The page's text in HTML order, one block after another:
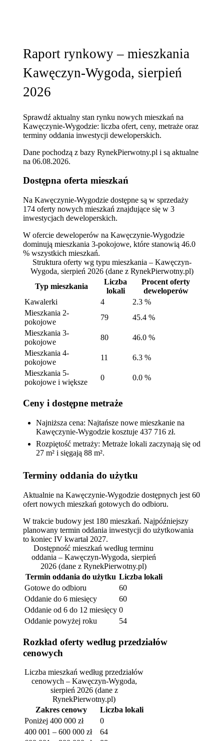
Raport rynkowy – mieszkania
Kawęczyn-Wygoda, sierpień
2026
Sprawdź aktualny stan rynku nowych mieszkań na
Kawęczynie-Wygodzie: liczba ofert, ceny, metraże oraz
terminy oddania inwestycji deweloperskich.
Dane pochodzą z bazy RynekPierwotny.pl i są aktualne
na06.08.2026.
Dostępna oferta mieszkań
Na Kawęczynie-Wygodzie dostępne są w sprzedaży
174 oferty nowych mieszkań znajdujące się w 3
inwestycjach deweloperskich.
W ofercie deweloperów na Kawęczynie-Wygodzie
dominują mieszkania 3-pokojowe, które stanowią 46.0
% wszystkich mieszkań.
Struktura oferty wg typu mieszkania – Kawęczyn-
Wygoda, sierpień 2026 (dane z RynekPierwotny.pl)
Typ mieszkania
Liczba
lokali
Procent oferty
deweloperów
Kawalerki
4
2.3 %
Mieszkania 2-
pokojowe
79
45.4 %
Mieszkania 3-
pokojowe
80
46.0 %
Mieszkania 4-
pokojowe
11
6.3 %
Mieszkania 5-
pokojowe i większe
0 0.0 %
Ceny i dostępne metraże
Najniższa cena: Najtańsze nowe mieszkanie na
Kawęczynie-Wygodzie kosztuje 437 716 zł.
Rozpiętość metraży: Metraże lokali zaczynają się od
27 m² i sięgają 88 m².
Terminy oddania do użytku
Aktualnie na Kawęczynie-Wygodzie dostępnych jest 60
ofert nowych mieszkań gotowych do odbioru.
W trakcie budowy jest 180 mieszkań. Najpóźniejszy
planowany termin oddania inwestycji do użytkowania
to koniec IV kwartał 2027.
Dostępność mieszkań według terminu
oddania – Kawęczyn-Wygoda, sierpień
2026 (dane z RynekPierwotny.pl)
Termin oddania do użytku Liczba lokali
Gotowe do odbioru
60
Oddanie do 6 miesięcy
60
Oddanie od 6 do 12 miesięcy 0
Oddanie powyżej roku
54
Rozkład oferty według przedziałów
cenowych
Liczba mieszkań według przedziałów
cenowych – Kawęczyn-Wygoda,
sierpień 2026 (dane z
RynekPierwotny.pl)
Zakres cenowy
Liczba lokali
Poniżej 400 000 zł
0
400 001 – 600 000 zł
64